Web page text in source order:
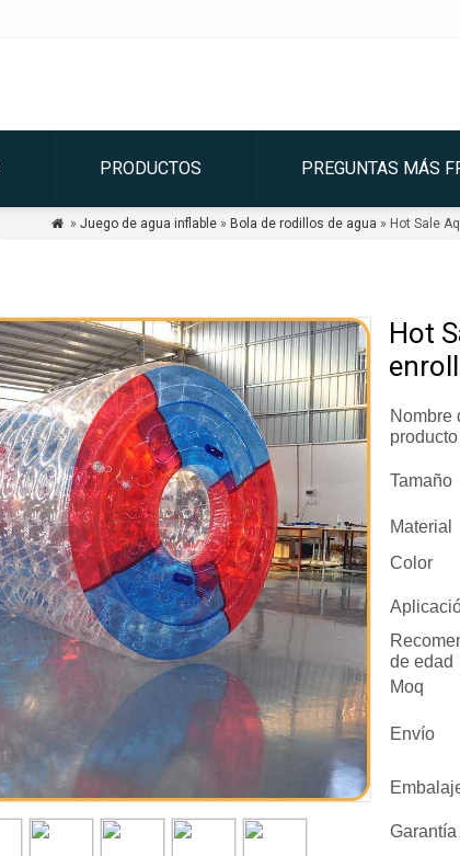
PRODUCTOS PREGUNTAS MÁS
 » Juego de agua inflable» Bola de rodillos de agua » Hot Sale
Hot
Nombre
producto
Tamaño
Material
Color
de edad
Moq
Envío
Garantía